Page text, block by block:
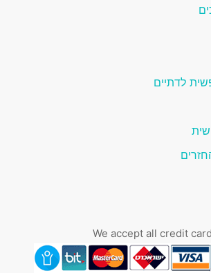
לדתיים
We accept all credit